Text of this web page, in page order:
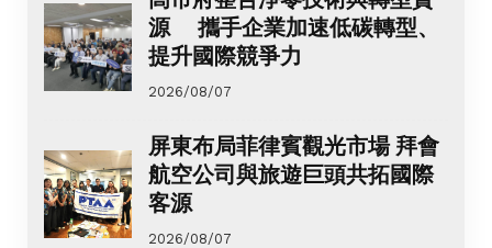
源 攜手企業加速低碳轉型、
提升國際競爭力
2026/08/07
屏東布局菲律賓觀光市場 拜會
航空公司與旅遊巨頭共拓國際
客源
2026/08/07